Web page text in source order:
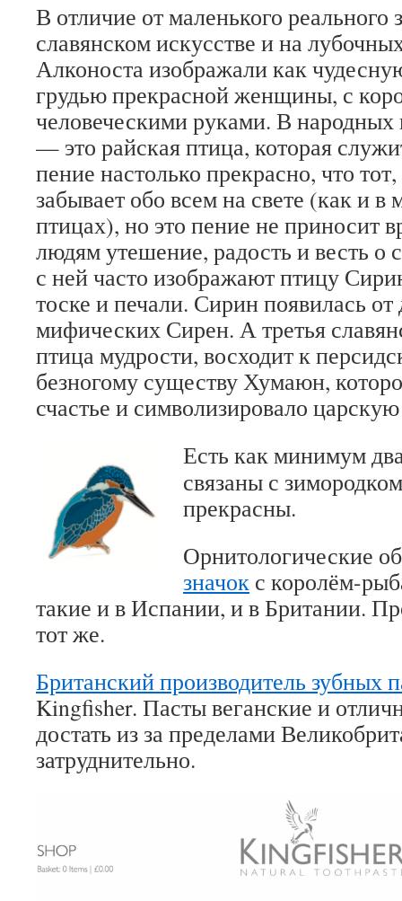
В отличие от маленького реального
славянском искусстве и на
Алконоста изображали как
грудью прекрасной женщины, с
человеческими руками. В народных
— это райская птица, которая
пение настолько прекрасно, что
забывает обо всем на свете (как и
птицах), но это пение не приносит
людям утешение, радость и весть о
с ней часто изображают птицу
тоске и печали. Сирин появилась от
мифических Сирен. А третья
птица мудрости, восходит к
безногому существу Хумаюн,
счастье и символизировало
Есть как минимум
связаны с
прекрасны.
Орнитологические
значок с королём-
такие и в Испании, и в Британии.
тот же.
Британский производитель зубных
Kingfisher. Пасты веганские и
достать из за пределами
затруднительно.